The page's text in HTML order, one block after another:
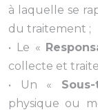
à laquelle se
du traitement ;
• Le «
collecte et
• Un «
physique ou